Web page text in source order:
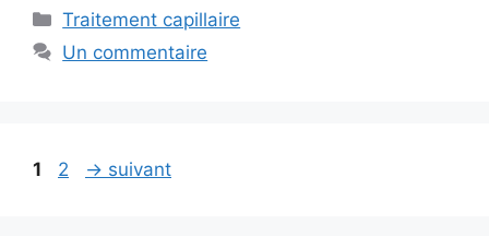
Catégories
Traitement capillaire
Un commentaire
Page
1 Page
2 → suivant